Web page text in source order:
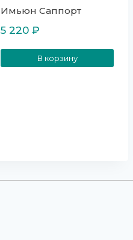
Имьюн Саппорт
5 220 ₽
В корзину